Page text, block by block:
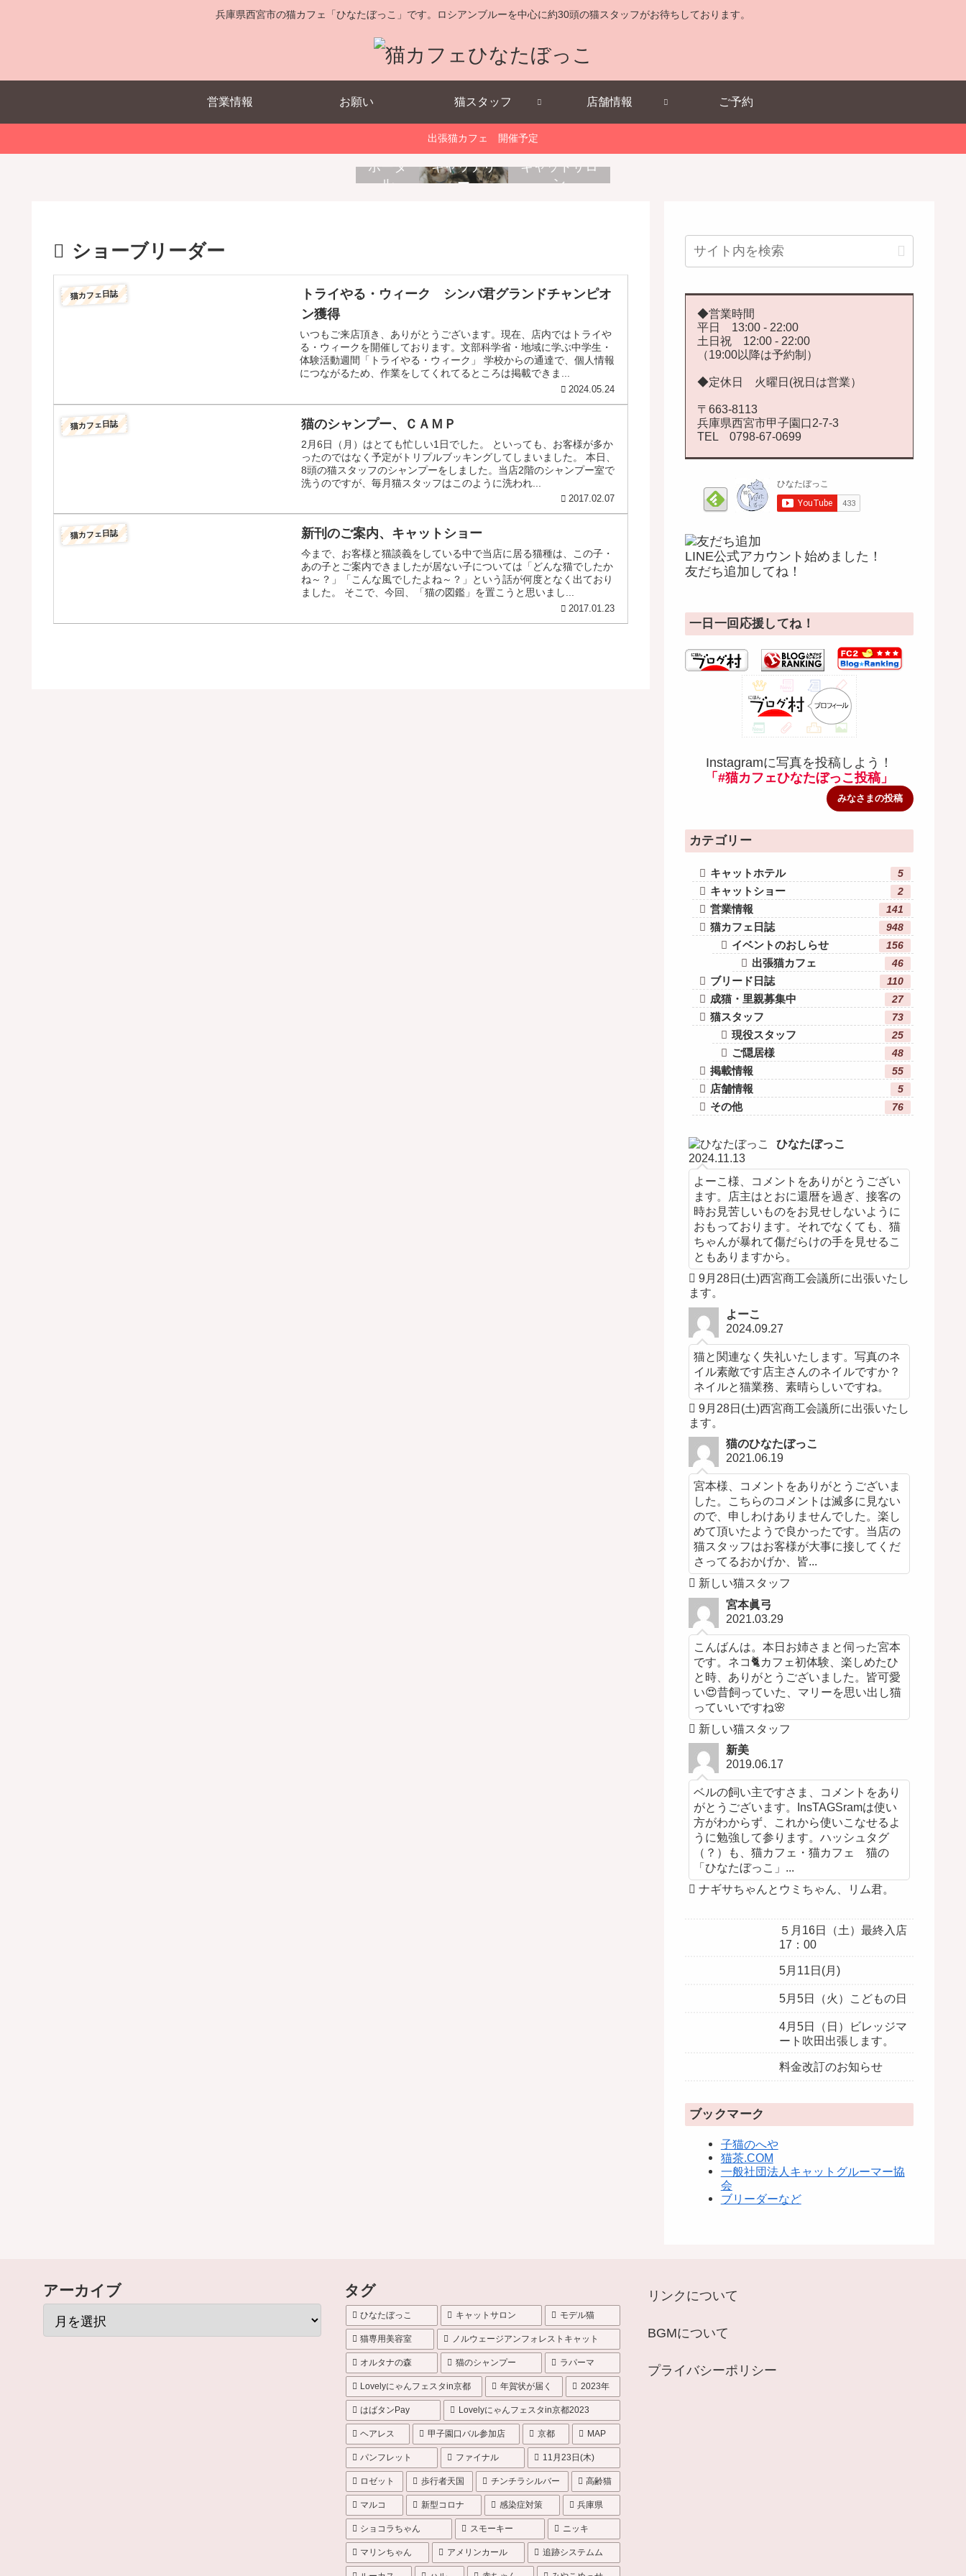
兵庫県西宮市の猫カフェ「ひなたぼっこ」です。ロシアンブルーを中心に約30頭の猫スタッフがお待ちしております。
営業情報 お願い 猫スタッフ 店舗情報 ご予約
出張猫カフェ 開催予定
ポータ
ル
キャッテリ
ー
キャットサロ
ン
ショーブリーダー
猫カフェ日誌
トライやる・ウィーク シンバ君グランドチャンピオ
ン獲得
いつもご来店頂き、ありがとうございます。現在、店内ではトライや
る・ウィークを開催しております。文部科学省・地域に学ぶ中学生・
体験活動週間「トライやる・ウィーク」 学校からの通達で、個人情報
につながるため、作業をしてくれてるところは掲載できま...
2024.05.24
猫カフェ日誌 猫のシャンプー、ＣＡＭＰ
2月6日（月）はとても忙しい1日でした。 といっても、お客様が多か
ったのではなく予定がトリプルブッキングしてしまいました。 本日、
8頭の猫スタッフのシャンプーをしました。当店2階のシャンプー室で
洗うのですが、毎月猫スタッフはこのように洗われ...
2017.02.07
猫カフェ日誌 新刊のご案内、キャットショー
今まで、お客様と猫談義をしている中で当店に居る猫種は、この子・
あの子とご案内できましたが居ない子については「どんな猫でしたか
ね～？」「こんな風でしたよね～？」という話が何度となく出ており
ました。 そこで、今回、「猫の図鑑」を置こうと思いまし...
2017.01.23
◆営業時間
平日 13:00 - 22:00
土日祝 12:00 - 22:00
（19:00以降は予約制）
◆定休日 火曜日(祝日は営業）
〒663-8113
兵庫県西宮市甲子園口2-7-3
TEL 0798-67-0699
LINE公式アカウント始めました！
友だち追加してね！
一日一回応援してね！
Instagramに写真を投稿しよう！
「#猫カフェひなたぼっこ投稿」
みなさまの投稿
カテゴリー
キャットホテル 5
キャットショー 2
営業情報 141
猫カフェ日誌 948
イベントのおしらせ 156
出張猫カフェ 46
ブリード日誌 110
成猫・里親募集中 27
猫スタッフ 73
現役スタッフ 25
ご隠居様 48
掲載情報 55
店舗情報 5
その他 76
ひなたぼっこ
2024.11.13
よーこ様、コメントをありがとうござい
ます。店主はとおに還暦を過ぎ、接客の
時お見苦しいものをお見せしないように
おもっております。それでなくても、猫
ちゃんが暴れて傷だらけの手を見せるこ
ともありますから。
9月28日(土)西宮商工会議所に出張いたし
ます。
よーこ
2024.09.27
猫と関連なく失礼いたします。写真のネ
イル素敵です店主さんのネイルですか？
ネイルと猫業務、素晴らしいですね。
9月28日(土)西宮商工会議所に出張いたし
ます。
猫のひなたぼっこ
2021.06.19
宮本様、コメントをありがとうございま
した。こちらのコメントは滅多に見ない
ので、申しわけありませんでした。楽し
めて頂いたようで良かったです。当店の
猫スタッフはお客様が大事に接してくだ
さってるおかげか、皆...
新しい猫スタッフ
宮本眞弓
2021.03.29
こんばんは。本日お姉さまと伺った宮本
です。ネコ🐈カフェ初体験、楽しめたひ
と時、ありがとうございました。皆可愛
い😍昔飼っていた、マリーを思い出し猫
っていいですね🌸
新しい猫スタッフ
新美
2019.06.17
ベルの飼い主ですさま、コメントをあり
がとうございます。InsTAGSramは使い
方がわからず、これから使いこなせるよ
うに勉強して参ります。ハッシュタグ
（？）も、猫カフェ・猫カフェ 猫の
「ひなたぼっこ」...
ナギサちゃんとウミちゃん、リム君。
５月16日（土）最終入店
17：00
5月11日(月)
5月5日（火）こどもの日
4月5日（日）ビレッジマ
ート吹田出張します。
料金改訂のお知らせ
ブックマーク
子猫のへや
猫茶.COM
一般社団法人キャットグルーマー協
会
ブリーダーなど
アーカイブ タグ
ひなたぼっこ キャットサロン モデル猫
猫専用美容室 ノルウェージアンフォレストキャット
オルタナの森 猫のシャンプー ラパーマ
Lovelyにゃんフェスタin京都 年賀状が届く 2023年
はばタンPay Lovelyにゃんフェスタin京都2023
ヘアレス 甲子園口バル参加店 京都 MAP
パンフレット ファイナル 11月23日(木)
ロゼット 歩行者天国 チンチラシルバー 高齢猫
マルコ 新型コロナ 感染症対策 兵庫県
ショコラちゃん スモーキー ニッキ
マリンちゃん アメリンカール 追跡システムム
リンクについて
BGMについて
プライバシーポリシー